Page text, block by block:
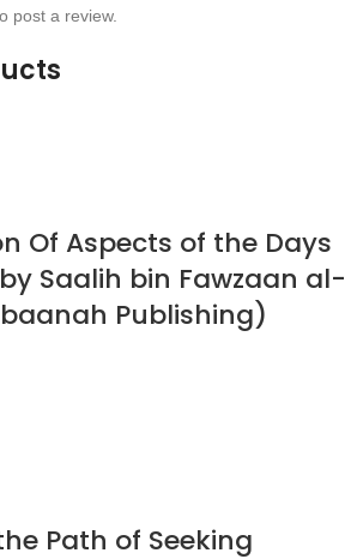
post a review.
Of Aspects of the Days
Saalih bin Fawzaan al-
Publishing)
Path of Seeking